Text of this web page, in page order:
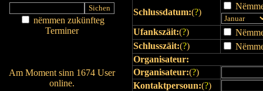
nëmmen zukünfteg
Terminer
Am Moment sinn 1674 User
online.
Schlussdatum:(?)
Ufankszäit:(?)
Schlusszäit:(?)
Organisateur:
Organisateur:(?)
Kontaktpersoun:(?)